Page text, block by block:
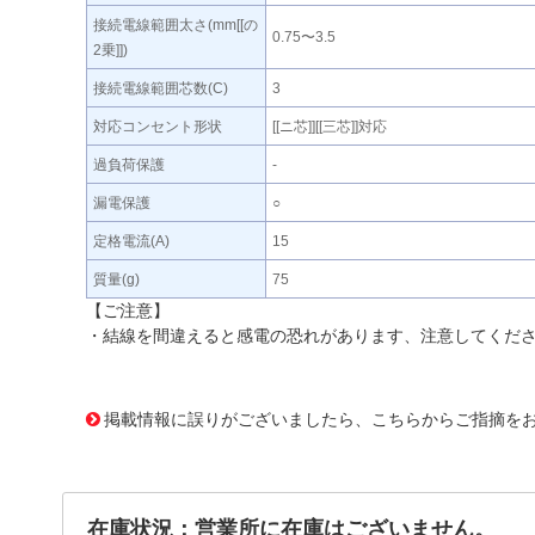
接続電線範囲太さ(mm[[の
2乗]])
0.75〜3.5
接続電線範囲芯数(C) 3
対応コンセント形状 [[ニ芯]][[三芯]]対応
過負荷保護 -
漏電保護 ○
定格電流(A) 15
質量(g) 75
【ご注意】
・結線を間違えると感電の恐れがあります、注意してくださ
掲載情報に誤りがございましたら、こちらからご指摘を
在庫状況：営業所に在庫はございません。